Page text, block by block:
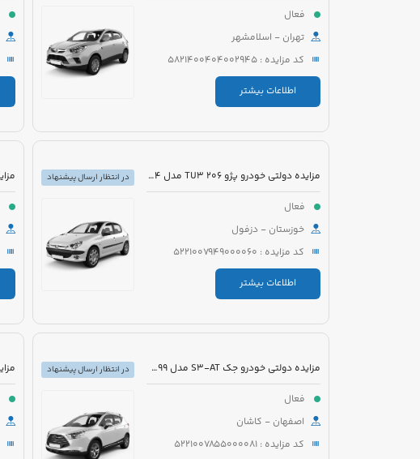
فعال
تهران - اسلامشهر
کد مزایده : 5821400404002945
اطلاعات بیشتر
مزایده دولتی خودرو پژو 206 TU3 مدل 1394 رنگ سفید
فعال
خوزستان - دزفول
کد مزایده : 5221007949000060
اطلاعات بیشتر
در انتظار ارسال پیشنهاد
مزایده دولتی خودرو جک S3-AT مدل 1399 رنگ مشکی
فعال
اصفهان - کاشان
کد مزایده : 5221007855000081
در انتظار ارسال پیشنهاد